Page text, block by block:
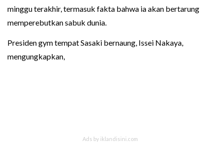
minggu terakhir, termasuk fakta bahwa ia akan bertarung
memperebutkan sabuk dunia.
Presiden gym tempat Sasaki bernaung, Issei Nakaya,
mengungkapkan,